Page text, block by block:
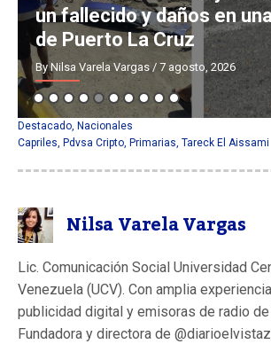
un fallecido y daños en
de Puerto La Cruz
By Nilsa Varela Vargas/ 7 agosto, 2026
Destacado, Nacionales
Capriles, Pdvsa Cripto, Primarias, Tareck El Aissami
Nilsa Varela Vargas
Lic. Comunicación Social Universidad
Venezuela (UCV). Con amplia
publicidad digital y emisoras de radio de
Fundadora y directora de